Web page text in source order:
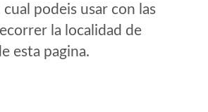
podeis usar con las
la localidad de
esta pagina.